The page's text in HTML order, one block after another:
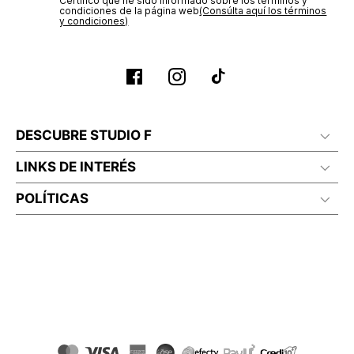
condiciones de la página web‎(Consúlta aquí los términos
y condiciones)
DESCUBRE STUDIO F
LINKS DE INTERÉS
POLÍTICAS